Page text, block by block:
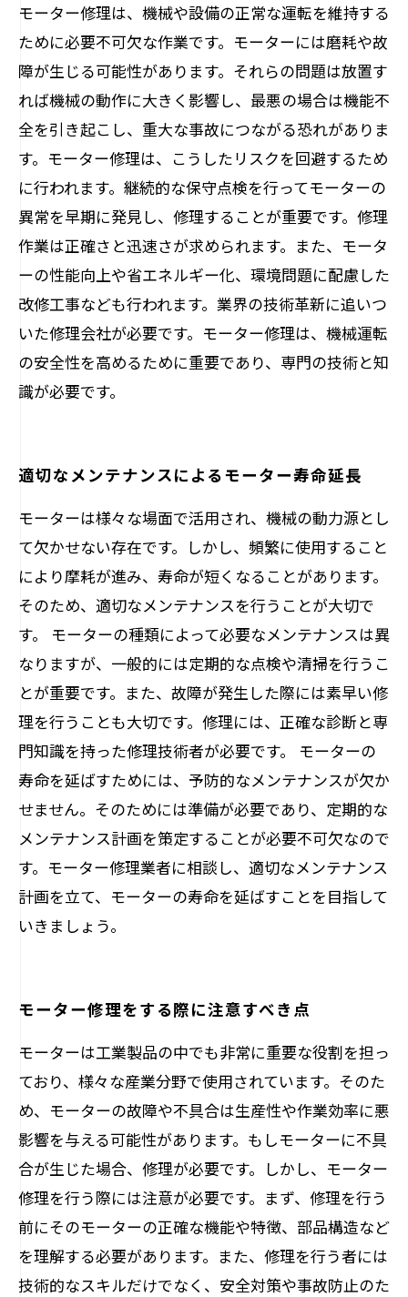
モーター修理は、機械や設備の正常な運転を維持する
ために必要不可欠な作業です。モーターには磨耗や故
障が生じる可能性があります。それらの問題は放置す
れば機械の動作に大きく影響し、最悪の場合は機能不
全を引き起こし、重大な事故につながる恐れがありま
す。モーター修理は、こうしたリスクを回避するため
に行われます。継続的な保守点検を行ってモーターの
異常を早期に発見し、修理することが重要です。修理
作業は正確さと迅速さが求められます。また、モータ
ーの性能向上や省エネルギー化、環境問題に配慮した
改修工事なども行われます。業界の技術革新に追いつ
いた修理会社が必要です。モーター修理は、機械運転
の安全性を高めるために重要であり、専門の技術と知
識が必要です。
適切なメンテナンスによるモーター寿命延長
モーターは様々な場面で活用され、機械の動力源とし
て欠かせない存在です。しかし、頻繁に使用すること
により摩耗が進み、寿命が短くなることがあります。
そのため、適切なメンテナンスを行うことが大切で
す。 モーターの種類によって必要なメンテナンスは異
なりますが、一般的には定期的な点検や清掃を行うこ
とが重要です。また、故障が発生した際には素早い修
理を行うことも大切です。修理には、正確な診断と専
門知識を持った修理技術者が必要です。 モーターの
寿命を延ばすためには、予防的なメンテナンスが欠か
せません。そのためには準備が必要であり、定期的な
メンテナンス計画を策定することが必要不可欠なので
す。モーター修理業者に相談し、適切なメンテナンス
計画を立て、モーターの寿命を延ばすことを目指して
いきましょう。
モーター修理をする際に注意すべき点
モーターは工業製品の中でも非常に重要な役割を担っ
ており、様々な産業分野で使用されています。そのた
め、モーターの故障や不具合は生産性や作業効率に悪
影響を与える可能性があります。もしモーターに不具
合が生じた場合、修理が必要です。しかし、モーター
修理を行う際には注意が必要です。まず、修理を行う
前にそのモーターの正確な機能や特徴、部品構造など
を理解する必要があります。また、修理を行う者には
技術的なスキルだけでなく、安全対策や事故防止のた